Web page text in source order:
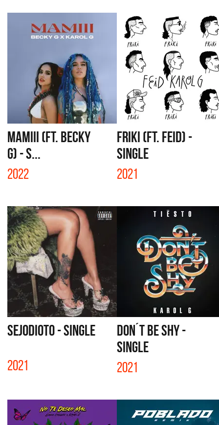
MAMIII (FT. BECKY
G) - S...
2022
FRIKI (FT. FEID) -
SINGLE
2021
SEJODIOTO - SINGLE
2021
DON´T BE SHY -
SINGLE
2021